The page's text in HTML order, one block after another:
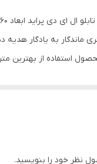
ماندگار به یادگار
نظر خود را بنویسید.